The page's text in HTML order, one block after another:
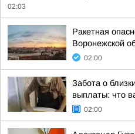
02:03
Ракетная
Воронежской
02:00
Забота о
выплаты: что
02:00